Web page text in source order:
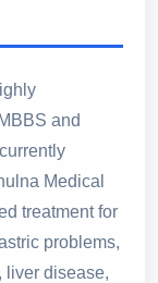
and
Medical
treatment for
problems,
liver disease,